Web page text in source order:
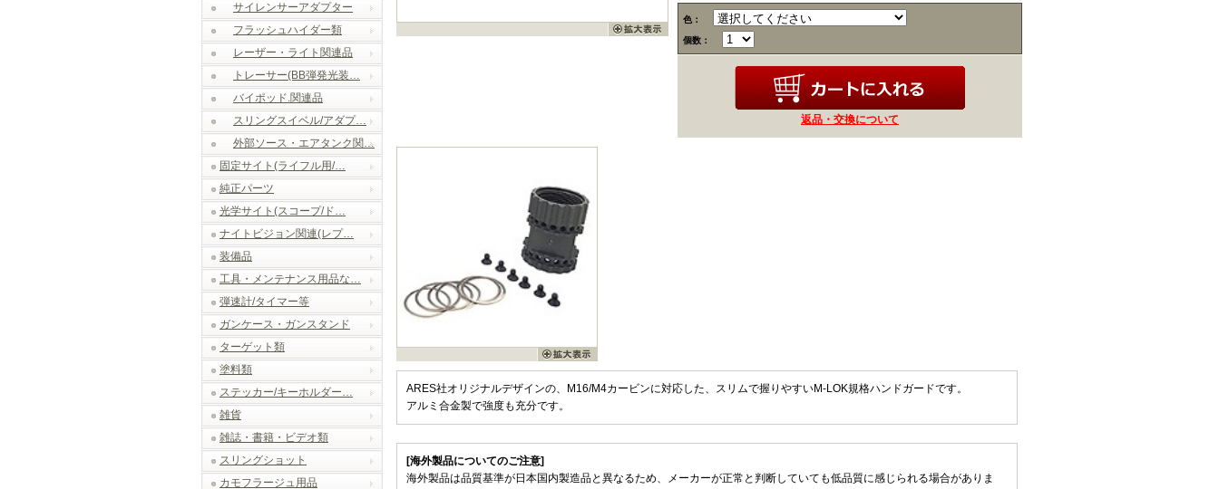
サイレンサーアダプター
フラッシュハイダー類
レーザー・ライト関連品
トレーサー(BB弾発光装…
バイポッド.関連品
スリングスイベル/アダプ…
外部ソース・エアタンク関…
固定サイト(ライフル用/…
純正パーツ
光学サイト(スコープ/ド…
ナイトビジョン関連(レプ…
装備品
工具・メンテナンス用品な…
弾速計/タイマー等
ガンケース・ガンスタンド
ターゲット類
塗料類
ステッカー/キーホルダー…
雑貨
雑誌・書籍・ビデオ類
スリングショット
カモフラージュ用品
色：
個数：
返品・交換について
ARES社オリジナルデザインの、M16/M4カービンに対応した、スリムで握りやすいM-LOK規格ハンドガードです。
アルミ合金製で強度も充分です。
[海外製品についてのご注意]
海外製品は品質基準が日本国内製造品と異なるため、メーカーが正常と判断していても低品質に感じられる場合がありま